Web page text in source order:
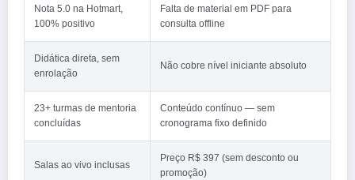
Nota 5.0 na Hotmart,
100% positivo
Falta de material em PDF para
consulta offline
Didática direta, sem
enrolação
Não cobre nível iniciante absoluto
23+ turmas de mentoria
concluídas
Conteúdo contínuo — sem
cronograma fixo definido
Salas ao vivo inclusas
Preço R$ 397 (sem desconto ou
promoção)